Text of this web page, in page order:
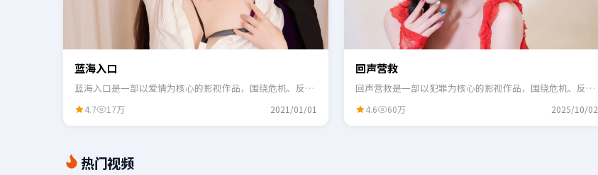
蓝海入口
蓝海入口是一部以爱情为核心的影视作品，围绕危机、反转
4.7 17万 2021/01/01
回声营救
回声营救是一部以犯罪为核心的影视作品，围绕危机、反转
4.6 60万 2025/10/02
热门视频
狂
潮